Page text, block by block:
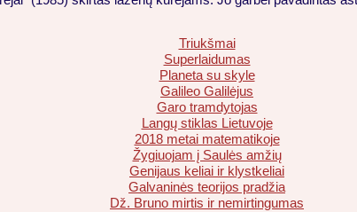
Triukšmai
Superlaidumas
Planeta su skyle
Galileo Galilėjus
Garo tramdytojas
Langų stiklas Lietuvoje
2018 metai matematikoje
Žygiuojam į Saulės amžių
Genijaus keliai ir klystkeliai
Galvaninės teorijos pradžia
Dž. Bruno mirtis ir nemirtingumas